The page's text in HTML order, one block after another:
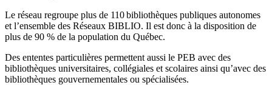
Le réseau regroupe plus de 110bibliothèques publiques autonomes
et l’ensemble des Réseaux BIBLIO. Il est donc à la disposition de
plus de 90 % de la population du Québec.
Des ententes particulières permettent aussi le PEB avec des
bibliothèques universitaires, collégiales et scolaires ainsi qu’avec des
bibliothèques gouvernementales ou spécialisées.